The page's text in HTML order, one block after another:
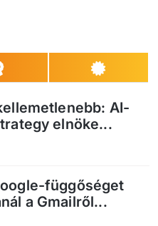
AI-
elnöke...
függőséget
a Gmailről...